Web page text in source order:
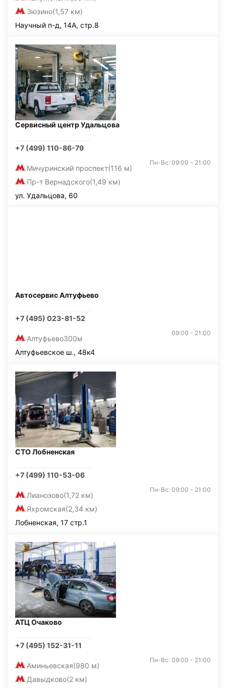
Зюзино(1,57 км)
Научный п-д, 14А, стр.8
Сервисный центр Удальцова
+7 (499) 110-86-79
Мичуринский проспект(116 м)
Пр-т Вернадского(1,49 км)
Пн-Вс: 09:00 - 21:00
ул. Удальцова, 60
Автосервис Алтуфьево
+7 (495) 023-81-52
Алтуфьево300м
09:00 - 21:00
Алтуфьевское ш., 48к4
СТО Лобненская
+7 (499) 110-53-06
Лианозово(1,72 км)
Яхромская(2,34 км)
Пн-Вс: 09:00 - 21:00
Лобненская, 17 стр.1
АТЦ Очаково
+7 (495) 152-31-11
Аминьевская(980 м)
Давыдково(2 км)
Пн-Вс: 09:00 - 21:00